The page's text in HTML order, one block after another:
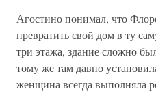
Агостино понимал, что
превратить свой дом в ту
три этажа, здание сложно
тому же там давно
женщина всегда выполняла